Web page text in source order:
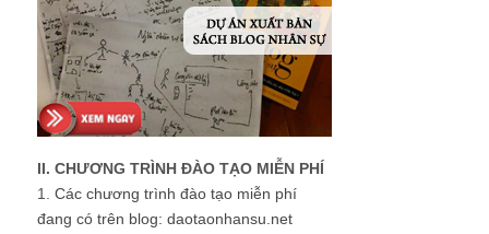
II. CHƯƠNG TRÌNH ĐÀO TẠO MIỄN PHÍ
1. Các chương trình đào tạo miễn phí
đang có trên blog: daotaonhansu.net